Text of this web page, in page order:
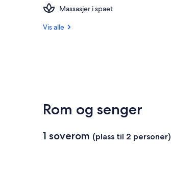
Massasjer i spaet
Vis alle
Rom og senger
1 soverom (plass til 2 personer)